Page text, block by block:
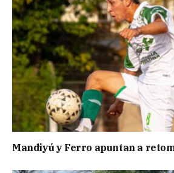
Mandiyú y Ferro apuntan a